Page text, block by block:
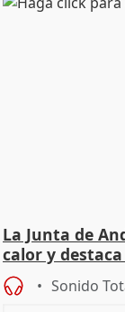
La Junta de
calor y
Sonido